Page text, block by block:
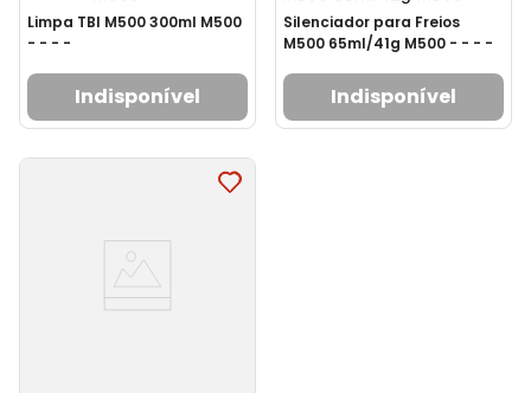
Limpa TBI M500 300ml M500
- - - -
Indisponível
Silenciador para Freios
M500 65ml/41g M500 - - - -
Indisponível